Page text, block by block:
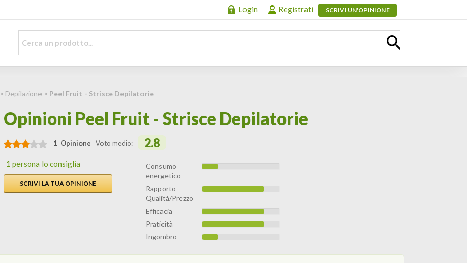
Login Registrati SCRIVI UN'OPINIONE
> Depilazione > Peel Fruit - Strisce Depilatorie
Opinioni Peel Fruit - Strisce Depilatorie
1 Opinione Voto medio: 2.8
1 persona lo consiglia
SCRIVI LA TUA OPINIONE
Consumo
energetico
Rapporto
Qualità/Prezzo
Efficacia
Praticità
Ingombro